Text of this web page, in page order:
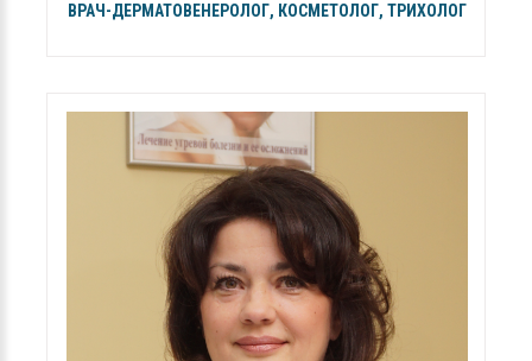
ВРАЧ-ДЕРМАТОВЕНЕРОЛОГ, КОСМЕТОЛОГ, ТРИХОЛОГ